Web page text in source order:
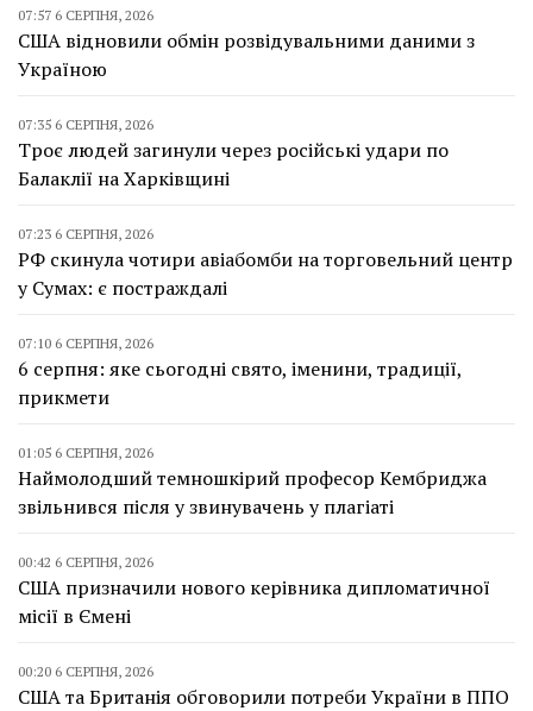
07:57 6 СЕРПНЯ, 2026
США відновили обмін розвідувальними даними з
Україною
07:35 6 СЕРПНЯ, 2026
Троє людей загинули через російські удари по
Балаклії на Харківщині
07:23 6 СЕРПНЯ, 2026
РФ скинула чотири авіабомби на торговельний центр
у Сумах: є постраждалі
07:10 6 СЕРПНЯ, 2026
6 серпня: яке сьогодні свято, іменини, традиції,
прикмети
01:05 6 СЕРПНЯ, 2026
Наймолодший темношкірий професор Кембриджа
звільнився після у звинувачень у плагіаті
00:42 6 СЕРПНЯ, 2026
США призначили нового керівника дипломатичної
місії в Ємені
00:20 6 СЕРПНЯ, 2026
США та Британія обговорили потреби України в ППО